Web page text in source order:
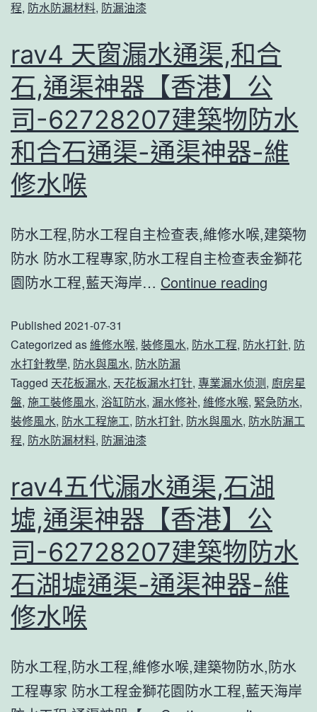
通
渠-
通
渠
神
器-
水
喉
通
渠
港
公
物
防
水
沙
通
渠
修
水
程, 防水防漏材料, 防漏油漆
rav4 天窗漏水通渠,和合
石,通渠神器【香港】公
司-62728207建築物防水
和合石通渠-通渠神器-維
修水喉
防水工程,防水工程自主检查表,維修水喉,建築物
防水 防水工程專家,防水工程自主检查表金獅花
園防水工程,藍天海岸… Continue reading
漏
水
通
渠,
合
石,
通
渠
神
器
公
司-
Published 2021-07-31
Categorized as維修水喉, 裝修風水, 防水工程, 防水打針, 防
水打針教學, 防水與風水, 防水防漏
Tagged 天花板漏水, 天花板漏水打针, 專業漏水侦测, 廚房星
盤, 施工裝修風水, 浴缸防水, 漏水修补, 維修水喉, 緊急防水,
裝修風水, 防水工程施工, 防水打針, 防水與風水, 防水防漏工
程, 防水防漏材料, 防漏油漆
rav4五代漏水通渠,石湖
墟,通渠神器【香港】公
司-62728207建築物防水
石湖墟通渠-通渠神器-維
修水喉
防水工程,防水工程,維修水喉,建築物防水,防水
工程專家 防水工程金獅花園防水工程,藍天海岸